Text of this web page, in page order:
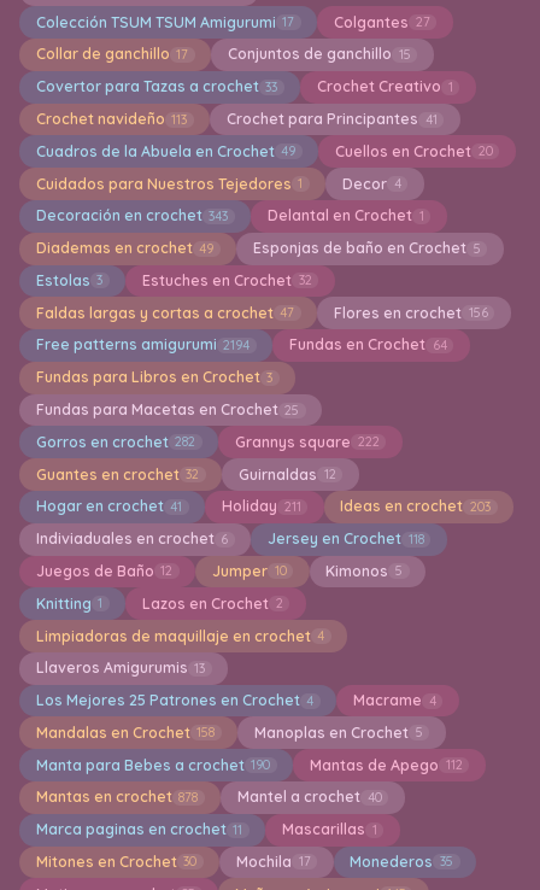
Colección TSUM TSUM Amigurumi 17 Colgantes 27
Collar de ganchillo 17 Conjuntos de ganchillo 15
Covertor para Tazas a crochet 33 Crochet Creativo 1
Crochet navideño 113 Crochet para Principantes 41
Cuadros de la Abuela en Crochet 49 Cuellos en Crochet 20
Cuidados para Nuestros Tejedores 1 Decor 4
Decoración en crochet 343 Delantal en Crochet 1
Diademas en crochet 49 Esponjas de baño en Crochet 5
Estolas 3 Estuches en Crochet 32
Faldas largas y cortas a crochet 47 Flores en crochet 156
Free patterns amigurumi 2194 Fundas en Crochet 64
Fundas para Libros en Crochet 3
Fundas para Macetas en Crochet 25
Gorros en crochet 282 Grannys square 222
Guantes en crochet 32 Guirnaldas 12
Hogar en crochet 41 Holiday 211 Ideas en crochet 203
Indiviaduales en crochet 6 Jersey en Crochet 118
Juegos de Baño 12 Jumper 10 Kimonos 5
Knitting 1 Lazos en Crochet 2
Limpiadoras de maquillaje en crochet 4
Llaveros Amigurumis 13
Los Mejores 25 Patrones en Crochet 4 Macrame 4
Mandalas en Crochet 158 Manoplas en Crochet 5
Manta para Bebes a crochet 190 Mantas de Apego 112
Mantas en crochet 878 Mantel a crochet 40
Marca paginas en crochet 11 Mascarillas 1
Mitones en Crochet 30 Mochila 17 Monederos 35